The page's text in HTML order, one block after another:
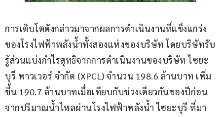
การเติบโตดังกล่าวมาจากผลการดำเนินงานที่แข็งแกร่ง
ของโรงไฟฟ้าพลังน้ำทั้งสองแห่งของบริษัท โดยบริษัทรับ
รู้ส่วนแบ่งกำไรสุทธิจากการดำเนินงานของบริษัท ไซยะ
บุรี พาวเวอร์ จำกัด (XPCL) จำนวน 198.6 ล้านบาท เพิ่ม
ขึ้น 190.7 ล้านบาทเมื่อเทียบกับช่วงเดียวกันของปีก่อน
จากปริมาณน้ำไหลผ่านโรงไฟฟ้าพลังน้ำ ไซยะบุรี ที่มา